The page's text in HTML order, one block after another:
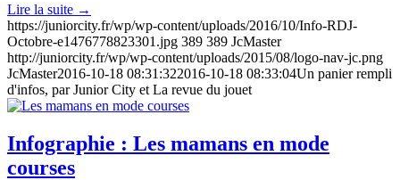
Lire la suite →
https://juniorcity.fr/wp/wp-content/uploads/2016/10/Info-RDJ-
Octobre-e1476778823301.jpg 389 389 JcMaster
http://juniorcity.fr/wp/wp-content/uploads/2015/08/logo-nav-jc.png
JcMaster2016-10-18 08:31:322016-10-18 08:33:04Un panier rempli
d'infos, par Junior City et La revue du jouet
Infographie : Les mamans en mode
courses